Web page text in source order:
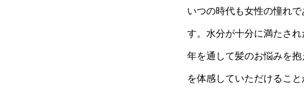
いつの時代も女性の憧れ
す。水分が十分に満たさ
年を通して髪のお悩みを
を体感していただけること